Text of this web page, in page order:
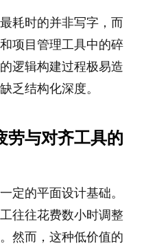
耗时的并非写字，而
项目管理工具中的碎
逻辑构建过程极易造
乏结构化深度。
劳与对齐工具的
定的平面设计基础。
往往花费数小时调整
然而，这种低价值的